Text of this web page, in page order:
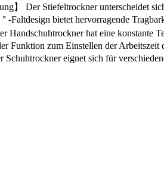
】 Der Stiefeltrockner unterscheidet
° -Faltdesign bietet hervorragende
Handschuhtrockner hat eine konstante
Funktion zum Einstellen der Arbeitszeit
Schuhtrockner eignet sich für